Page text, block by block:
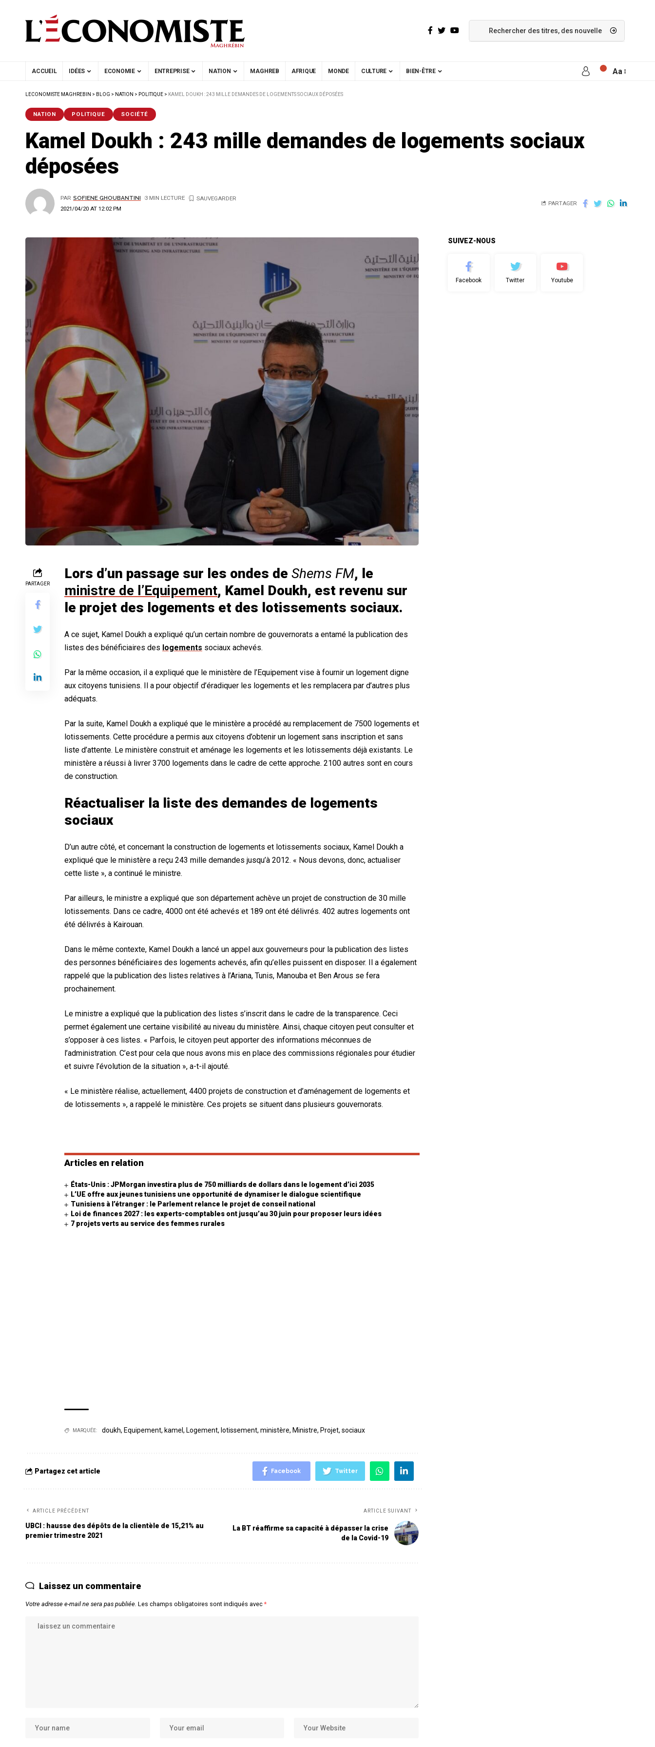
ACCUEIL IDÉES ECONOMIE ENTREPRISE NATION MAGHREB AFRIQUE MONDE CULTURE BIEN-ÊTRE Aa
LECONOMISTE MAGHREBIN > BLOG > NATION > POLITIQUE > KAMEL DOUKH : 243 MILLE DEMANDES DE LOGEMENTS SOCIAUX DÉPOSÉES
NATION POLITIQUE SOCIÉTÉ
Kamel Doukh : 243 mille demandes de logements sociaux
déposées
2021/04/20 AT 12:02 PM
PAR SOFIENE GHOUBANTINI 3 MIN LECTURE
PARTAGER
PARTAGER
Lors d’un passage sur les ondes de Shems FM, le
ministre de l’Equipement, Kamel Doukh, est revenu sur
le projet des logements et des lotissements sociaux.
A ce sujet, Kamel Doukh a expliqué qu’un certain nombre de gouvernorats a entamé la publication des
listes des bénéficiaires des logements sociaux achevés.
Par la même occasion, il a expliqué que le ministère de l’Equipement vise à fournir un logement digne
aux citoyens tunisiens. Il a pour objectif d’éradiquer les logements et les remplacera par d’autres plus
adéquats.
Par la suite, Kamel Doukh a expliqué que le ministère a procédé au remplacement de 7500 logements et
lotissements. Cette procédure a permis aux citoyens d’obtenir un logement sans inscription et sans
liste d’attente. Le ministère construit et aménage les logements et les lotissements déjà existants. Le
ministère a réussi à livrer 3700 logements dans le cadre de cette approche. 2100 autres sont en cours
de construction.
Réactualiser la liste des demandes de logements
sociaux
D’un autre côté, et concernant la construction de logements et lotissements sociaux, Kamel Doukh a
expliqué que le ministère a reçu 243 mille demandes jusqu’à 2012. « Nous devons, donc, actualiser
cette liste », a continué le ministre.
Par ailleurs, le ministre a expliqué que son département achève un projet de construction de 30 mille
lotissements. Dans ce cadre, 4000 ont été achevés et 189 ont été délivrés. 402 autres logements ont
été délivrés à Kairouan.
Dans le même contexte, Kamel Doukh a lancé un appel aux gouverneurs pour la publication des listes
des personnes bénéficiaires des logements achevés, afin qu’elles puissent en disposer. Il a également
rappelé que la publication des listes relatives à l’Ariana, Tunis, Manouba et Ben Arous se fera
prochainement.
Le ministre a expliqué que la publication des listes s’inscrit dans le cadre de la transparence. Ceci
permet également une certaine visibilité au niveau du ministère. Ainsi, chaque citoyen peut consulter et
s’opposer à ces listes. « Parfois, le citoyen peut apporter des informations méconnues de
l’administration. C’est pour cela que nous avons mis en place des commissions régionales pour étudier
et suivre l’évolution de la situation », a-t-il ajouté.
« Le ministère réalise, actuellement, 4400 projets de construction et d’aménagement de logements et
de lotissements », a rappelé le ministère. Ces projets se situent dans plusieurs gouvernorats.
Articles en relation
États-Unis : JPMorgan investira plus de 750 milliards de dollars dans le logement d’ici 2035
L’UE offre aux jeunes tunisiens une opportunité de dynamiser le dialogue scientifique
Tunisiens à l’étranger : le Parlement relance le projet de conseil national
Loi de finances 2027 : les experts-comptables ont jusqu’au 30 juin pour proposer leurs idées
7 projets verts au service des femmes rurales
MARQUÉE: doukh, Equipement, kamel , Logement, lotissement, ministère, Ministre, Projet, sociaux
Partagez cet article Facebook Twitter
ARTICLE PRÉCÉDENT
UBCI : hausse des dépôts de la clientèle de 15,21% au
premier trimestre 2021
ARTICLE SUIVANT
La BT réaffirme sa capacité à dépasser la crise
de la Covid-19
Laissez un commentaire
Votre adresse e-mail ne sera pas publiée. Les champs obligatoires sont indiqués avec*
SUIVEZ-NOUS
Facebook Twitter Youtube